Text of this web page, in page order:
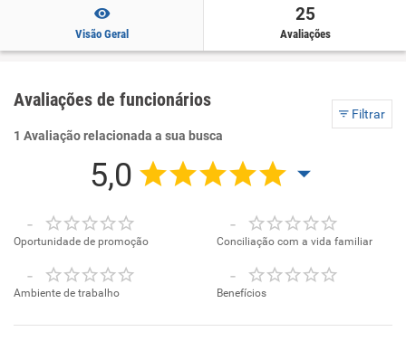
Visão Geral
25
Avaliações
Avaliações de funcionários
Filtrar
1 Avaliação relacionada a sua busca
5,0
-
Oportunidade de promoção
-
Conciliação com a vida familiar
-
Ambiente de trabalho
-
Benefícios